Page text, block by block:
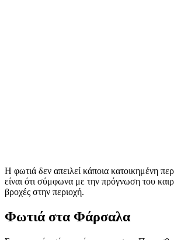
Η φωτιά δεν απειλεί κάποια κατοικημένη
είναι ότι σύμφωνα με την πρόγνωση του
βροχές στην περιοχή.
Φωτιά στα Φάρσαλα